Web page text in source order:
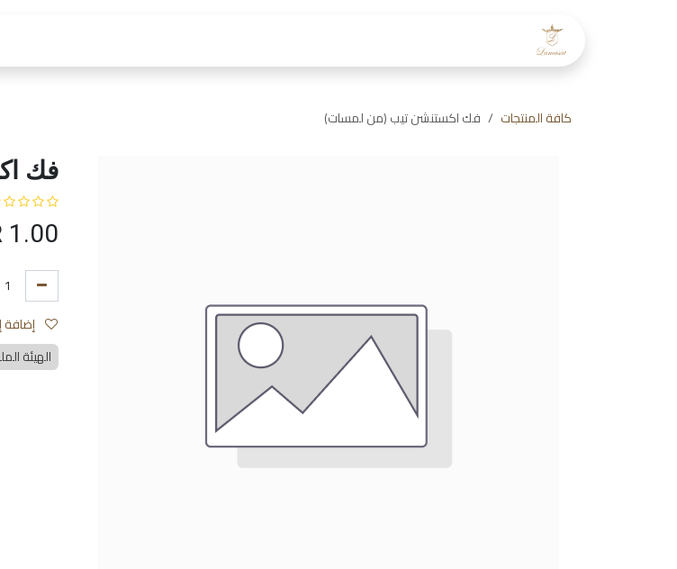
كافة المنتجات فك اكستنشن تيب (من لمسات)
فك
1.00
الهيئة